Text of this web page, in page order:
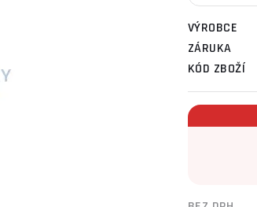
VÝROBCE
ZÁRUKA
KÓD ZBOŽÍ